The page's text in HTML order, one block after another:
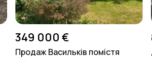
349 000 €
Продаж Васильків помістя